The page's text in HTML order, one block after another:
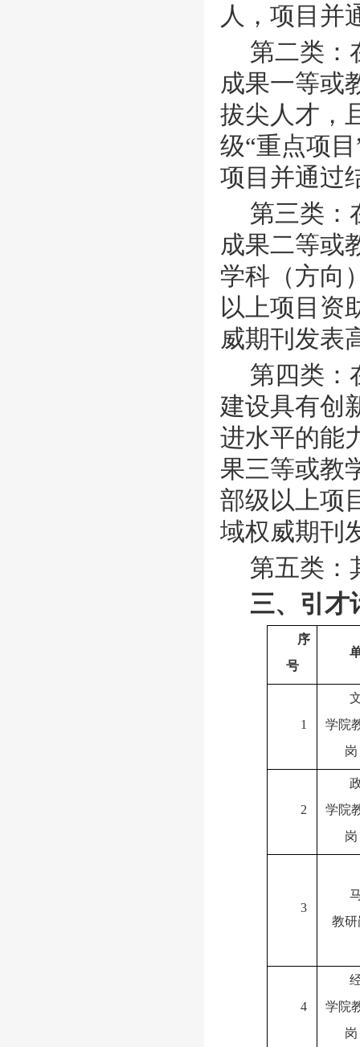
人，项目并
第二类：
成果一等或
拔尖人才，
级“重点项
项目并通过
第三类：
成果二等或
学科（方向
以上项目资
威期刊发表
第四类：
建设具有创
进水平的能
果三等或教
部级以上项
域权威期刊
第五类：
三、引才
序
号
1
学院
岗
2
学院
岗
3
教研
4
学院
岗